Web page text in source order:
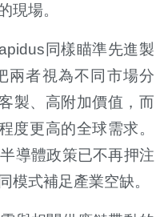
現場。
同樣瞄準先進製
兩者視為不同市場分
製、高附加價值，而
度更高的全球需求。
導體政策已不再押注
模式補足產業空缺。